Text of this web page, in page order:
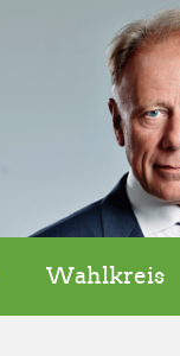
Wahlkreis